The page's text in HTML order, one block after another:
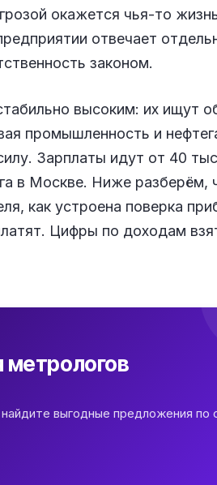
окажется чья-то
отвечает
законом.
высоким: их ищут
промышленность и
Зарплаты идут от 40
в Москве. Ниже разберём,
как устроена поверка
Цифры по доходам
метрологов
выгодные предложения по